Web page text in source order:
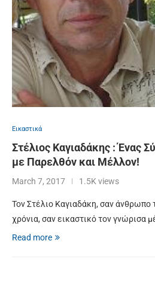
Εικαστικά
Στέλιος Καγιαδάκης : Ένας
με Παρελθόν και Μέλλον!
March 7, 2017 1.5K views
Τον Στέλιο Καγιαδάκη, σαν
χρόνια, σαν εικαστικό τον γνώρισα
Read more